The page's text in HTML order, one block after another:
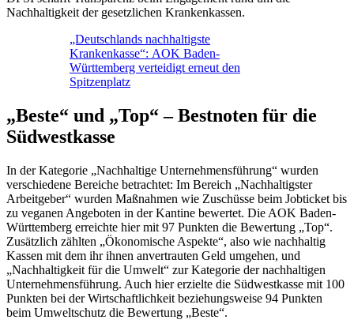
Nachhaltigkeit der gesetzlichen Krankenkassen.
„Deutschlands nachhaltigste
Krankenkasse“: AOK Baden-
Württemberg verteidigt erneut den
Spitzenplatz
„Beste“ und „Top“ – Bestnoten für die
Südwestkasse
In der Kategorie „Nachhaltige Unternehmensführung“ wurden
verschiedene Bereiche betrachtet: Im Bereich „Nachhaltigster
Arbeitgeber“ wurden Maßnahmen wie Zuschüsse beim Jobticket bis
zu veganen Angeboten in der Kantine bewertet. Die AOK Baden-
Württemberg erreichte hier mit 97 Punkten die Bewertung „Top“.
Zusätzlich zählten „Ökonomische Aspekte“, also wie nachhaltig
Kassen mit dem ihr ihnen anvertrauten Geld umgehen, und
„Nachhaltigkeit für die Umwelt“ zur Kategorie der nachhaltigen
Unternehmensführung. Auch hier erzielte die Südwestkasse mit 100
Punkten bei der Wirtschaftlichkeit beziehungsweise 94 Punkten
beim Umweltschutz die Bewertung „Beste“.